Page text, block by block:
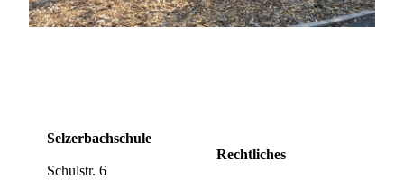
Selzerbachschule
Rechtliches
Schulstr. 6